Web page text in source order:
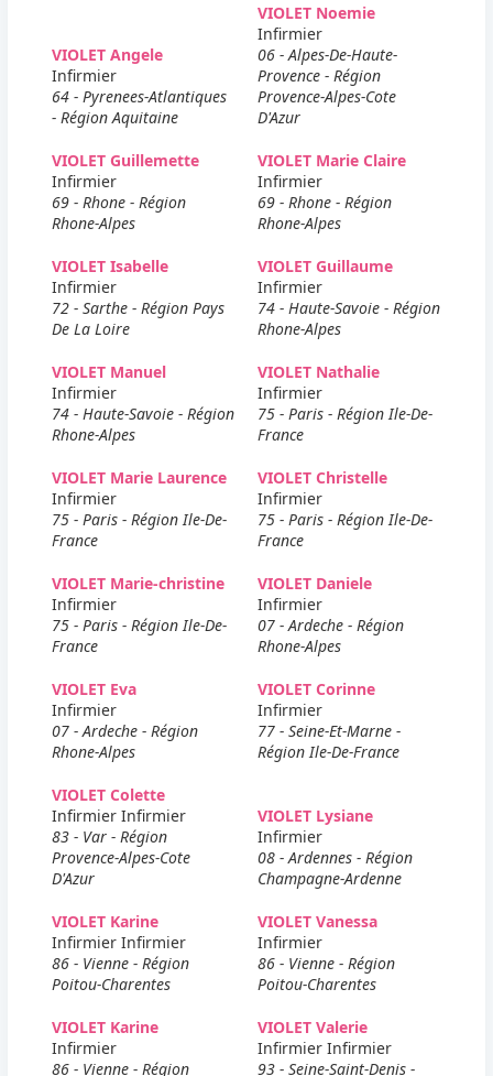
VIOLET Angele
Infirmier
64 - Pyrenees-Atlantiques
- Région Aquitaine
VIOLET Noemie
Infirmier
06 - Alpes-De-Haute-
Provence - Région
Provence-Alpes-Cote
D'Azur
VIOLET Guillemette
Infirmier
69 - Rhone - Région
Rhone-Alpes
VIOLET Marie Claire
Infirmier
69 - Rhone - Région
Rhone-Alpes
VIOLET Isabelle
Infirmier
72 - Sarthe - Région Pays
De La Loire
VIOLET Guillaume
Infirmier
74 - Haute-Savoie - Région
Rhone-Alpes
VIOLET Manuel
Infirmier
74 - Haute-Savoie - Région
Rhone-Alpes
VIOLET Nathalie
Infirmier
75 - Paris - Région Ile-De-
France
VIOLET Marie Laurence
Infirmier
75 - Paris - Région Ile-De-
France
VIOLET Christelle
Infirmier
75 - Paris - Région Ile-De-
France
VIOLET Marie-christine
Infirmier
75 - Paris - Région Ile-De-
France
VIOLET Daniele
Infirmier
07 - Ardeche - Région
Rhone-Alpes
VIOLET Eva
Infirmier
07 - Ardeche - Région
Rhone-Alpes
VIOLET Corinne
Infirmier
77 - Seine-Et-Marne -
Région Ile-De-France
VIOLET Colette
Infirmier Infirmier
83 - Var - Région
Provence-Alpes-Cote
D'Azur
VIOLET Lysiane
Infirmier
08 - Ardennes - Région
Champagne-Ardenne
VIOLET Karine
Infirmier Infirmier
86 - Vienne - Région
Poitou-Charentes
VIOLET Vanessa
Infirmier
86 - Vienne - Région
Poitou-Charentes
VIOLET Karine
Infirmier
86 - Vienne - Région
VIOLET Valerie
Infirmier Infirmier
93 - Seine-Saint-Denis -